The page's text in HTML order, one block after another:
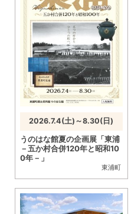
東浦町
2026.7.4(土)～8.30(日)
うのはな館夏の企画展「東浦
－五か村合併120年と昭和10
0年－」